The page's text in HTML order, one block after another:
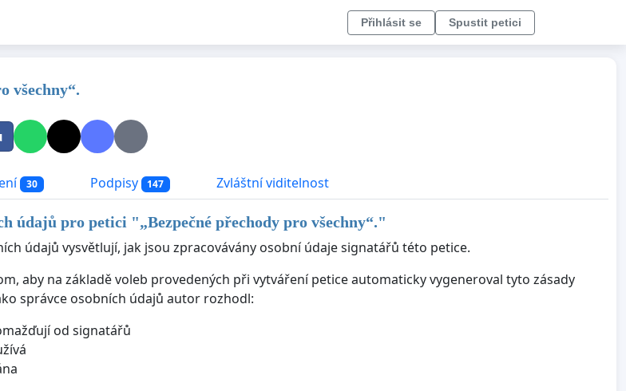
Přihlásit se Spustit petici
všechny“.
30 Podpisy 147 Zvláštní viditelnost
údajů pro petici "„Bezpečné přechody pro všechny“."
údajů vysvětlují, jak jsou zpracovávány osobní údaje signatářů této petice.
aby na základě voleb provedených při vytváření petice automaticky vygeneroval tyto zásady
správce osobních údajů autor rozhodl:
od signatářů